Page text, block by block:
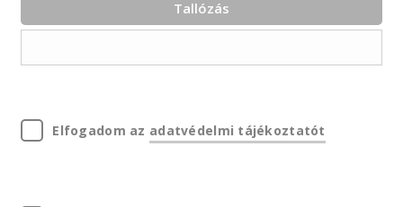
Tallózás
Elfogadom az adatvédelmi tájékoztatót